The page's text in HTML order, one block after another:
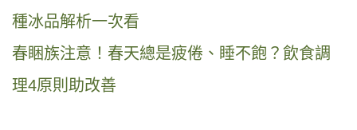
種冰品解析一次看
春睏族注意！春天總是疲倦、睡不飽？飲食調
理4原則助改善